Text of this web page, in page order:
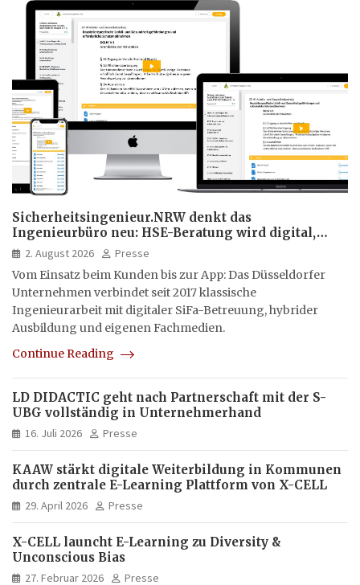
Sicherheitsingenieur.NRW denkt das
Ingenieurbüro neu: HSE-Beratung wird digital,
hybrid und multimedial
2. August 2026
Presse
Vom Einsatz beim Kunden bis zur App: Das Düsseldorfer
Unternehmen verbindet seit 2017 klassische
Ingenieurarbeit mit digitaler SiFa-Betreuung, hybrider
Ausbildung und eigenen Fachmedien.
Continue Reading
LD DIDACTIC geht nach Partnerschaft mit der S-
UBG vollständig in Unternehmerhand
16. Juli 2026 Presse
KAAW stärkt digitale Weiterbildung in Kommunen
durch zentrale E-Learning Plattform von X-CELL
29. April 2026 Presse
X-CELL launcht E-Learning zu Diversity &
Unconscious Bias
27. Februar 2026 Presse